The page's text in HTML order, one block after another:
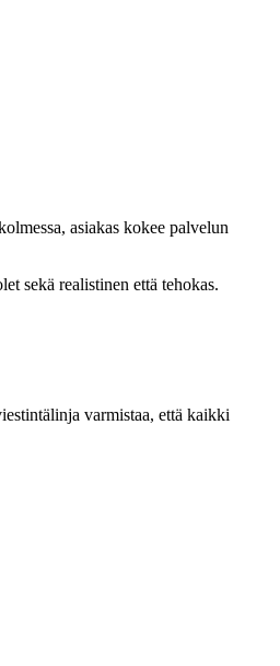
asiakas kokee palvelun
sekä realistinen että tehokas.
varmistaa, että kaikki